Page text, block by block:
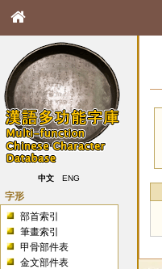
中文 ENG
字形
部首索引
筆畫索引
甲骨部件表
金文部件表